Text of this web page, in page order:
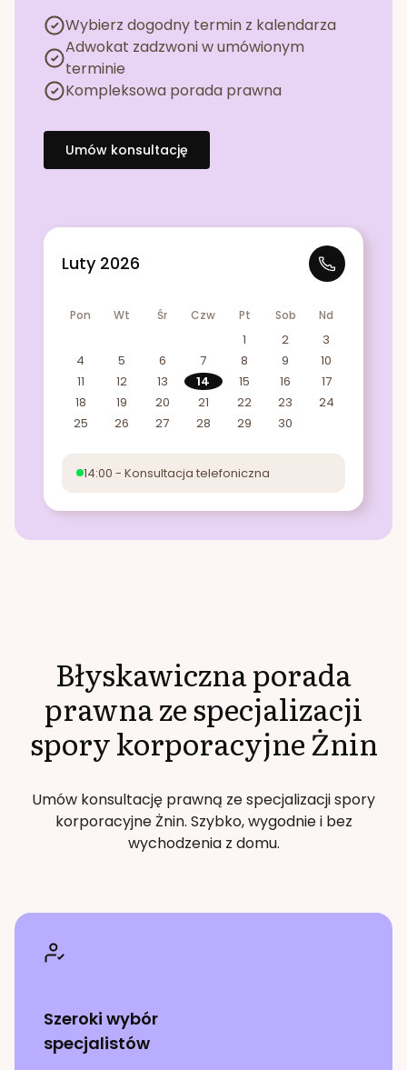
Wybierz dogodny termin z kalendarza
Adwokat zadzwoni w umówionym
terminie
Kompleksowa porada prawna
Umów konsultację
Luty 2026
Pon Wt Śr Czw Pt Sob Nd
1 2
3
4
5 6 7 8 9
10
11
12 13 14 15 16
17
18
19 20 21 22 23
24
25
26 27 28 29 30
14:00 - Konsultacja telefoniczna
Błyskawiczna porada
prawna ze specjalizacji
spory korporacyjneŻnin
Umów konsultację prawną ze specjalizacjispory
korporacyjneŻnin. Szybko, wygodnie i bez
wychodzenia z domu.
Szeroki wybór
specjalistów